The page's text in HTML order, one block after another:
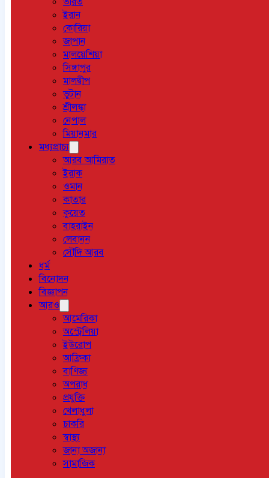
ইরান
কোরিয়া
জাপান
মালয়েশিয়া
সিঙ্গাপুর
মালদ্বীপ
ভুটান
শ্রীলঙ্কা
নেপাল
মিয়ানমার
মধ্যপ্রাচ্য
আরব আমিরাত
ইরাক
ওমান
কাতার
কুয়েত
বাহরাইন
লেবানন
সৌদি আরব
ধর্ম
বিনোদন
বিজ্ঞাপন
আরও
আমেরিকা
অস্ট্রেলিয়া
ইউরোপ
আফ্রিকা
বাণিজ্য
অপরাধ
প্রযুক্তি
খেলাধুলা
চাকরি
স্বাস্থ্য
জানা অজানা
সামাজিক